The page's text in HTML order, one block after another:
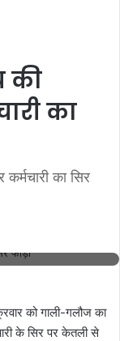
की
का
का सिर
को गाली-गलौज का
के सिर पर केतली से